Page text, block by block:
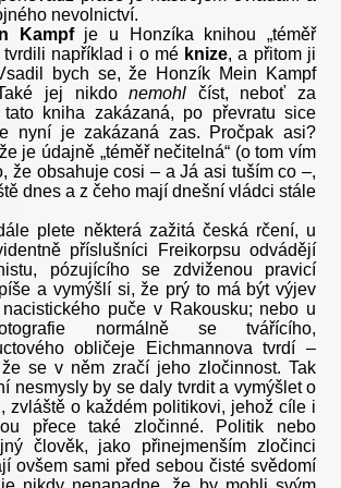
nevolnictví.
Kampfje u Honzíka knihou „téměř
tvrdili například i o mé knize, a přitom ji
bych se, že Honzík Mein Kampf
jej nikdonemohl číst, neboť za
tato kniha zakázaná, po převratu sice
nyní je zakázaná zas. Pročpak asi?
je údajně „téměř nečitelná“ (o tom vím
že obsahuje cosi – a Já asi tuším co –,
dnes a z čeho mají dnešní vládci stále
plete některá zažitá česká rčení, u
příslušníci Freikorpsu odvádějí
pózujícího se zdviženou pravicí
a vymýšlí si, že prý to má být výjev
puče v Rakousku; nebo u
normálně se tvářícího,
obličeje Eichmannova tvrdí –
se v něm zračí jeho zločinnost. Tak
nesmysly by se daly tvrdit a vymýšlet o
zvláště o každém politikovi, jehož cíle i
přece také zločinné. Politik nebo
člověk, jako přinejmenším zločinci
ovšem sami před sebou čisté svědomí